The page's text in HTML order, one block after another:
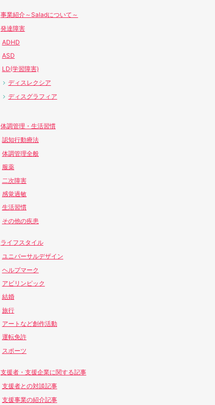
事業紹介～Saladについて～
発達障害
ADHD
ASD
LD(学習障害)
ディスレクシア
ディスグラフィア
体調管理・生活習慣
認知行動療法
体調管理全般
服薬
二次障害
感覚過敏
生活習慣
その他の疾患
ライフスタイル
ユニバーサルデザイン
ヘルプマーク
アビリンピック
結婚
旅行
アートなど創作活動
運転免許
スポーツ
支援者・支援企業に関する記事
支援者との対談記事
支援事業の紹介記事